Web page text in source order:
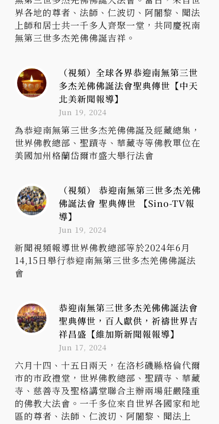
界各地的尊者、法師、仁波切、阿闍黎、聞法
上師和居士共一千多人齊聚一堂，共同慶祝南
無第三世多杰羌佛佛誕吉祥。
（視頻）全球各界恭迎南無第三世
多杰羌佛佛誕法會聖典傳世【中天
北美新聞報導】
Jun 19, 2024
為恭迎南無第三世多杰羌佛佛誕及經藏總集，
世界佛教總部、聖蹟寺、華藏寺等佛教單位在
美國加州格蘭岱爾市盛大舉行法會
（視頻） 恭迎南無第三世多杰羌佛
佛誕法會 聖典傳世 【Sino-TV報
導】
Jun 19, 2024
新聞視頻報導世界佛教總部等於2024年6月
14,15日舉行恭迎南無第三世多杰羌佛佛誕法
會
恭迎南無第三世多杰羌佛佛誕法會
聖典傳世，百人獻供，祈禱世界吉
祥昌盛【維加斯新聞報報導】
Jun 17, 2024
六月十四、十五日兩天，在洛杉磯縣格倫代爾
市的市政禮堂，世界佛教總部、聖蹟寺、華藏
寺、慈善寺及聖格講堂聯合主辦兩場莊嚴隆重
的佛教大法會。一千多位來自世界各國家和地
區的尊者、法師、仁波切、阿闍黎、聞法上